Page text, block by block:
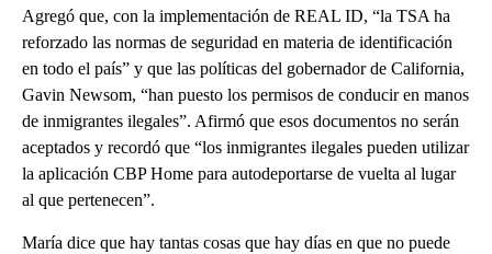
Agregó que, con la implementación de REAL ID, “la TSA ha
reforzado las normas de seguridad en materia de identificación
en todo el país” y que las políticas del gobernador de California,
Gavin Newsom, “han puesto los permisos de conducir en manos
de inmigrantes ilegales”. Afirmó que esos documentos no serán
aceptados y recordó que “los inmigrantes ilegales pueden utilizar
la aplicación CBP Home para autodeportarse de vuelta al lugar
al que pertenecen”.
María dice que hay tantas cosas que hay días en que no puede